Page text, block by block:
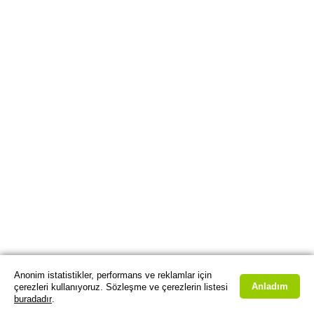
Anonim istatistikler, performans ve reklamlar için
çerezleri kullanıyoruz. Sözleşme ve çerezlerin listesi
buradadır.
Anladım